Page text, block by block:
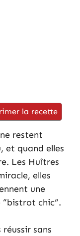
la recette
restent
et quand elles
Les Huîtres
elles
une
chic”.
sans